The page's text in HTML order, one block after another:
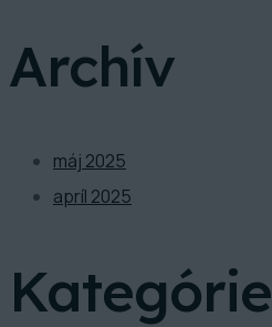
Archív
máj 2025
apríl 2025
Kategórie